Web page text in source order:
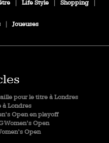
Life Style Shopping
Joueuses
pour le titre à Londres
à Londres
Open en playoff
Women’s Open
Open